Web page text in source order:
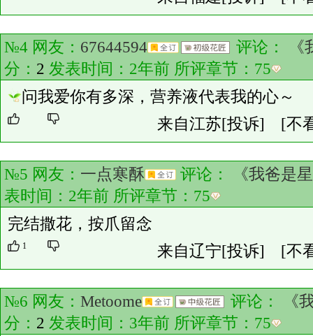
№4 网友： 67644594 评论：
分： 2 发表时间：2年前 所评章节： 75
问我爱你有多深，营养液代表我的心～
来自江苏[投诉] [不
№5 网友： 一点寒酥 评论：
《我爸是
表时间：2年前 所评章节： 75
完结撒花，按爪留念
1 来自辽宁[投诉] [不
№6 网友： Metoome 评论：
《
分： 2 发表时间：3年前 所评章节： 75